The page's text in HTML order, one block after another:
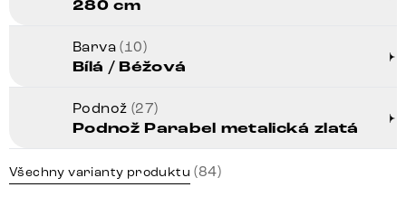
280 cm
Barva(10)
Bílá / Béžová
Podnož (27)
Podnož Parabel metalická zlatá
Všechny varianty produktu (84)